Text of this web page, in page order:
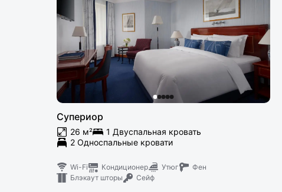
Супериор
26 м²
1 Двуспальная кровать
2 Односпальные кровати
Wi-Fi Кондиционер Утюг
Фен
Блэкаут шторы
Сейф